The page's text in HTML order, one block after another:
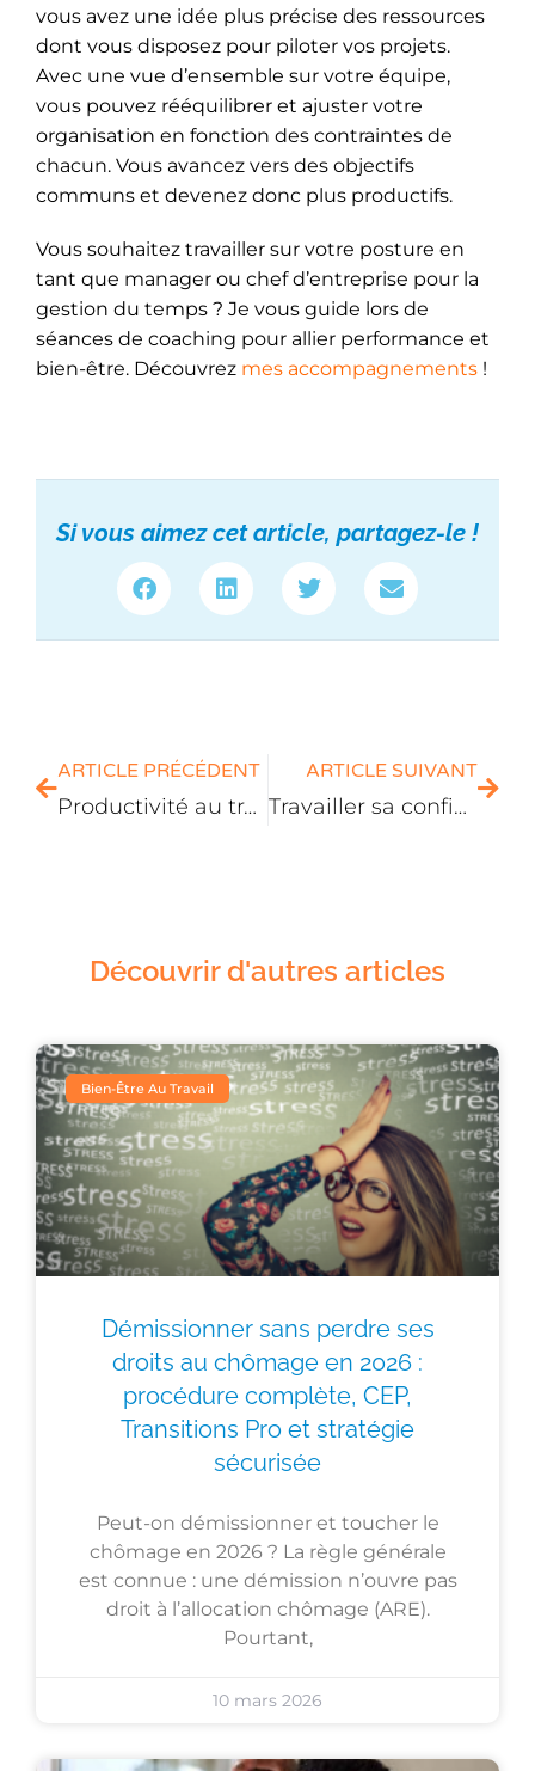
vous avez une idée plus précise des ressources
dont vous disposez pour piloter vos projets.
Avec une vue d’ensemble sur votre équipe,
vous pouvez rééquilibrer et ajuster votre
organisation en fonction des contraintes de
chacun. Vous avancez vers des objectifs
communs et devenez donc plus productifs.
Vous souhaitez travailler sur votre posture en
tant que manager ou chef d’entreprise pour la
gestion du temps ? Je vous guide lors de
séances de coaching pour allier performance et
bien-être. Découvrez mes accompagnements !
Si vous aimez cet article, partagez-le !
ARTICLE PRÉCÉDENT
Productivité au travail : halte aux éléments perturbateurs !
ARTICLE SUIVANT
Travailler sa confiance en soi pour changer de regard sur son avenir
Découvrir d'autres articles
Bien-Être Au Travail
Démissionner sans perdre ses
droits au chômage en 2026 :
procédure complète, CEP,
Transitions Pro et stratégie
sécurisée
Peut-on démissionner et toucher le
chômage en 2026 ? La règle générale
est connue : une démission n’ouvre pas
droit à l’allocation chômage (ARE).
Pourtant,
10 mars 2026